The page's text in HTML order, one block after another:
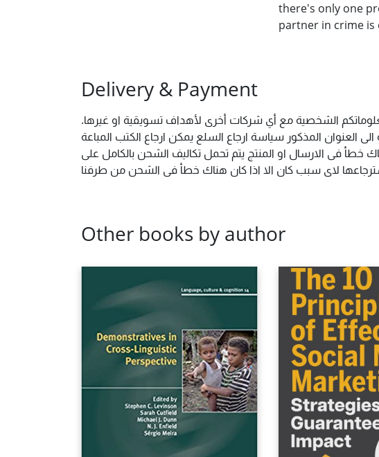
there's only one
partner in crime is
Delivery & Payment
الشخصية مع أي شركات أخرى لأهداف تسويقية او غيرها.
المذكور سياسة ارجاع السلع يمكن ارجاع الكتب المباعة
فى الارسال او المنتج يتم تحمل تكاليف الشحن بالكامل على
استرجاعها لاى سبب كان الا اذا كان هناك خطأ فى الشحن من طرفنا
Other books by author